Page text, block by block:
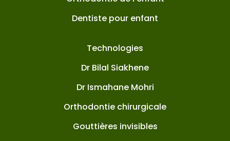
Dentiste pour enfant
Technologies
Dr Bilal Siakhene
Dr Ismahane Mohri
Orthodontie chirurgicale
Gouttières invisibles